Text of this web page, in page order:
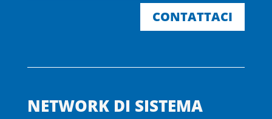
CONTATTACI
NETWORK DI SISTEMA